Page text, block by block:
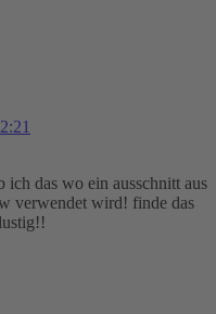
das wo ein ausschnitt aus
verwendet wird! finde das